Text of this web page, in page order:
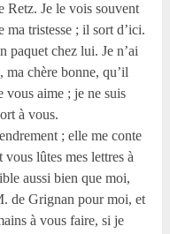
Retz. Je le vois souvent
ma tristesse ; il sort d’ici.
paquet chez lui. Je n’ai
chère bonne, qu’il
vous aime ; je ne suis
à vous.
; elle me conte
vous lûtes mes lettres à
aussi bien que moi,
de Grignan pour moi, et
à vous faire, si je